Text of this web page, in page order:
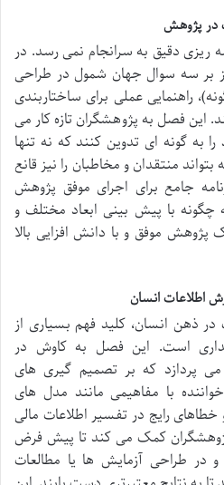
ریزی دقیق به سرانجام نمی رسد. در
بر سه سوال جهان شمول در طراحی
راهنمایی عملی برای ساختاربندی
این فصل به پژوهشگران تازه کار می
به گونه ای تدوین کنند که نه تنها
منتقدان و مخاطبان را نیز قانع
جامع برای اجرای موفق پژوهش
با پیش بینی ابعاد مختلف و
پژوهش موفق و با دانش افزایی بالا
ذهن انسان، کلید فهم بسیاری از
است. این فصل به کاوش در
می پردازد که بر تصمیم گیری های
با مفاهیمی مانند مدل های
رایج در تفسیر اطلاعات مالی
کمک می کند تا پیش فرض
و در طراحی آزمایش ها یا مطالعات